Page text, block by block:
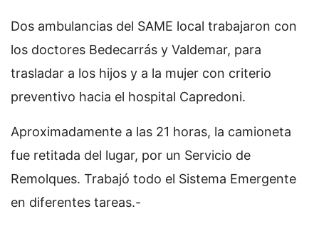
Dos ambulancias del SAME local trabajaron con
los doctores Bedecarrás y Valdemar, para
trasladar a los hijos y a la mujer con criterio
preventivo hacia el hospital Capredoni.
Aproximadamente a las 21 horas, la camioneta
fue retitada del lugar, por un Servicio de
Remolques. Trabajó todo el Sistema Emergente
en diferentes tareas.-